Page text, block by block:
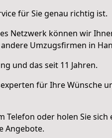
für Sie genau richtig ist.
Netzwerk können wir
Umzugsfirmen in
und das seit 11 Jahren.
für Ihre Wünsche
Telefon oder holen Sie sich
Angebote.